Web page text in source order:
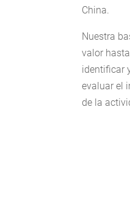
China.
Nuestra
valor
identificar
evaluar el
de la